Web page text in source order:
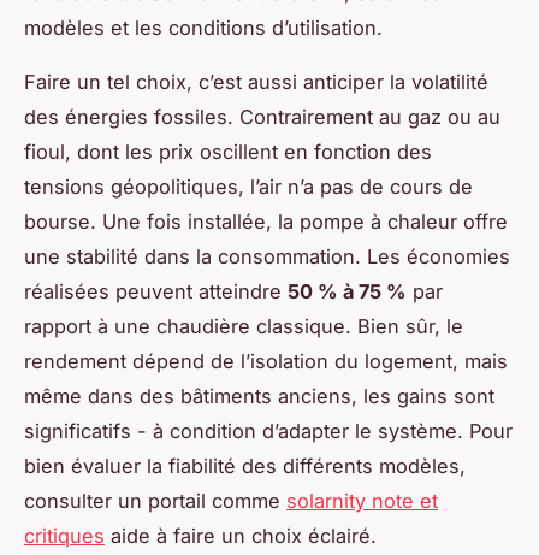
modèles et les conditions d’utilisation.
Faire un tel choix, c’est aussi anticiper la volatilité
des énergies fossiles. Contrairement au gaz ou au
fioul, dont les prix oscillent en fonction des
tensions géopolitiques, l’air n’a pas de cours de
bourse. Une fois installée, la pompe à chaleur offre
une stabilité dans la consommation. Les économies
réalisées peuvent atteindre 50 % à 75 % par
rapport à une chaudière classique. Bien sûr, le
rendement dépend de l’isolation du logement, mais
même dans des bâtiments anciens, les gains sont
significatifs - à condition d’adapter le système. Pour
bien évaluer la fiabilité des différents modèles,
consulter un portail comme solarnity note et
critiques aide à faire un choix éclairé.